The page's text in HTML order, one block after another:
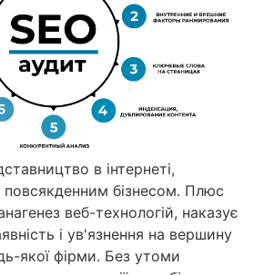
в інтернеті,
бізнесом. Плюс
веб-технологій, наказує
і ув'язнення на вершину
якої фірми. Без утоми